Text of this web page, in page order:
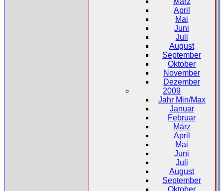
April
Mai
Juni
Juli
August
September
Oktober
November
Dezember
2009
Jahr Min/Max
Januar
Februar
März
April
Mai
Juni
Juli
August
September
Oktober